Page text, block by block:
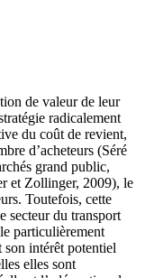
de valeur de leur
radicalement
du coût de revient,
d’acheteurs (Séré
grand public,
et Zollinger, 2009), le
Toutefois, cette
secteur du transport
particulièrement
son intérêt potentiel
elles sont